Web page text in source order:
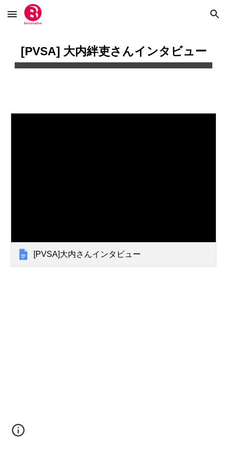
Skip to main content Skip to navigation
[PVSA] 大内絆吏さんインタビュー
[PVSA]大内さんインタビュー